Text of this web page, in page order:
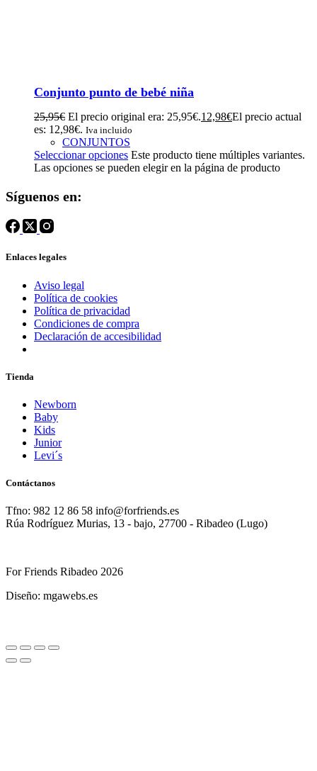
Conjunto punto de bebé niña
25,95€ El precio original era: 25,95€.12,98€El precio actual
es: 12,98€. Iva incluido
CONJUNTOS
Seleccionar opciones Este producto tiene múltiples variantes.
Las opciones se pueden elegir en la página de producto
Síguenos en:
Enlaces legales
Aviso legal
Política de cookies
Política de privacidad
Condiciones de compra
Declaración de accesibilidad
Tienda
Newborn
Baby
Kids
Junior
Levi´s
Contáctanos
Tfno: 982 12 86 58 info@forfriends.es
Rúa Rodríguez Murias, 13 - bajo, 27700 - Ribadeo (Lugo)
For Friends Ribadeo 2026
Diseño: mgawebs.es